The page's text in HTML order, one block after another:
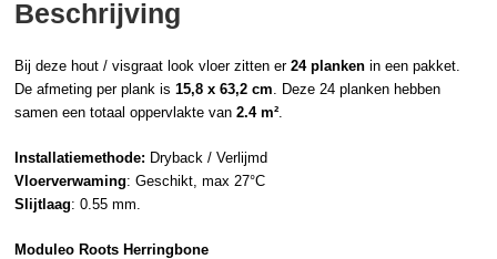
Beschrijving
Bij deze hout / visgraat look vloer zitten er24 planken in een pakket.
De afmeting per plank is15,8 x 63,2 cm . Deze 24 planken hebben
samen een totaal oppervlakte van2.4 m²
Installatiemethode: Dryback / Verlijmd
Vloerverwaming: Geschikt, max 27°C
Slijtlaag: 0.55 mm.
Moduleo Roots Herringbone